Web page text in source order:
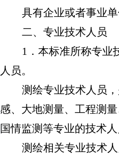
具有企业或者事业
二、专业技术人员
1 ．本标准所称专业
人员。
测绘专业技术人员
感、大地测量、工程测
国情监测 等专业的技术
测绘相关专业技术